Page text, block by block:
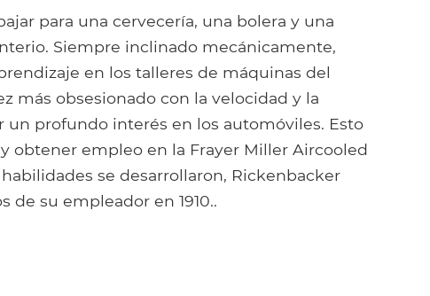
para una cervecería, una bolera y una
Siempre inclinado mecánicamente,
en los talleres de máquinas del
más obsesionado con la velocidad y la
un profundo interés en los automóviles. Esto
obtener empleo en la Frayer Miller Aircooled
se desarrollaron, Rickenbacker
de su empleador en 1910..